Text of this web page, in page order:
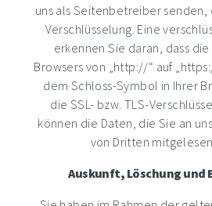
uns als Seitenbetreiber senden,
Verschlüsselung. Eine
erkennen Sie daran, dass
Browsers von „http://“ auf
dem Schloss-Symbol in Ihrer
die SSL- bzw. TLS-
können die Daten, die Sie an
von Dritten
Auskunft, Löschung und